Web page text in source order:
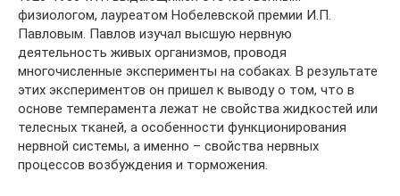
физиологом, лауреатом Нобелевской премии И.П.
Павловым. Павлов изучал высшую нервную
деятельность живых организмов, проводя
многочисленные эксперименты на собаках. В результате
этих экспериментов он пришел к выводу о том, что в
основе темперамента лежат не свойства жидкостей или
телесных тканей, а особенности функционирования
нервной системы, а именно – свойства нервных
процессов возбуждения и торможения.